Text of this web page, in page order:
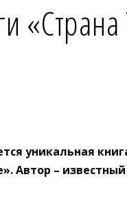
уникальная
Автор –